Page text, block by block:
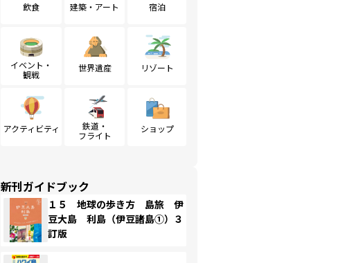
飲食 建築・アート 宿泊
イベント・
観戦
世界遺産 リゾート
アクティビティ
鉄道・
フライト
ショップ
新刊ガイドブック
１５ 地球の歩き方 島旅 伊
豆大島 利島（伊豆諸島①）３
訂版